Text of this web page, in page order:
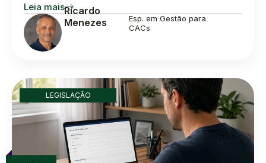
Leia maisRicardo
Menezes
Esp. em Gestão para
CACs
LEGISLAÇÃO